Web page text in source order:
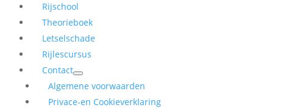
Rijschool
Theorieboek
Letselschade
Rijlescursus
Contact
Algemene voorwaarden
Privace-en Cookieverklaring